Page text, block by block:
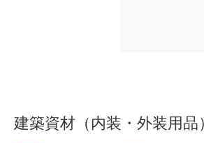
建築資材（内装・外装用